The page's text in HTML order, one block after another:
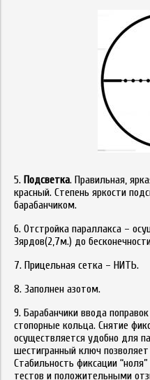
5. Подсветка. Правильная,
красный. Степень яркости
барабанчиком.
6. Отстройка параллакса –
3ярдов(2,7м.) до
7. Прицельная сетка – НИТЬ.
8. Заполнен азотом.
9. Барабанчики ввода
стопорные кольца. Снятие
осуществляется удобно для
шестигранный ключ
Стабильность фиксации
тестов и положительными